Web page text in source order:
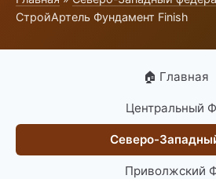
СтройАртель Фундамент Finish
🏠 Главная
Центральный
Северо-
Приволжский